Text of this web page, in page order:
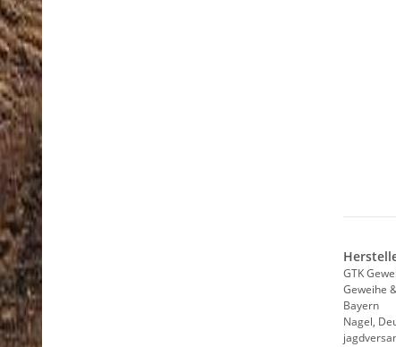
GTK
Geweihe
Bayern
Nagel,